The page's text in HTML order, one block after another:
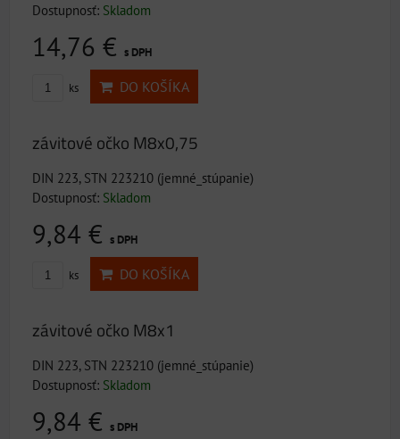
Dostupnosť: Skladom
14,76 € s DPH
ks DO KOŠÍKA
závitové očko M8x0,75
DIN 223, STN 223210 (jemné_stúpanie)
Dostupnosť: Skladom
9,84 € s DPH
ks DO KOŠÍKA
závitové očko M8x1
DIN 223, STN 223210 (jemné_stúpanie)
Dostupnosť: Skladom
9,84 € s DPH